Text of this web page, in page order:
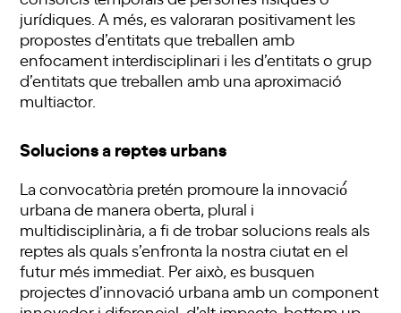
jurídiques. A més, es valoraran positivament les
propostes d’entitats que treballen amb
enfocament interdisciplinari i les d’entitats o grup
d’entitats que treballen amb una aproximació
multiactor.
Solucions a reptes urbans
La convocatòria pretén promoure la innovació́
urbana de manera oberta, plural i
multidisciplinària, a fi de trobar solucions reals als
reptes als quals s’enfronta la nostra ciutat en el
futur més immediat. Per això, es busquen
projectes d’innovació urbana amb un component